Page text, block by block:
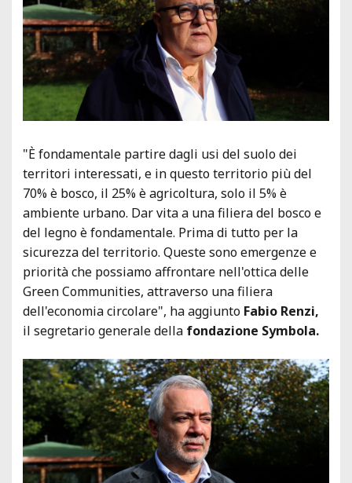
"È fondamentale partire dagli usi del suolo dei
territori interessati, e in questo territorio più del
70% è bosco, il 25% è agricoltura, solo il 5% è
ambiente urbano. Dar vita a una filiera del bosco e
del legno è fondamentale. Prima di tutto per la
sicurezza del territorio. Queste sono emergenze e
priorità che possiamo affrontare nell'ottica delle
Green Communities, attraverso una filiera
dell'economia circolare", ha aggiunto Fabio Renzi,
il segretario generale della fondazione Symbola.